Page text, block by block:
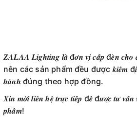
𝒁𝑨𝑳𝑨𝑨 𝑳𝒊𝒈𝒉𝒕𝒊𝒏𝒈 𝒍𝒂̀ đ𝒐̛𝒏 𝒗𝒊̣ 𝒄𝒂̂́𝒑 đ𝒆̀𝒏 𝒄𝒉𝒐
nên các sản phẩm đều được 𝒌𝒊𝒆̂̉𝒎
𝒉𝒂̀𝒏𝒉 đúng theo hợp đồng.
𝑿𝒊𝒏 𝒎𝒐̛̀𝒊 𝒍𝒊𝒆̂𝒏 𝒉𝒆̣̂ 𝒕𝒓𝒖̛̣𝒄 𝒕𝒊𝒆̂́𝒑 đ𝒆̂̉ đ𝒖̛𝒐̛̣𝒄 𝒕𝒖̛
𝒑𝒉𝒂̂̉𝒎!